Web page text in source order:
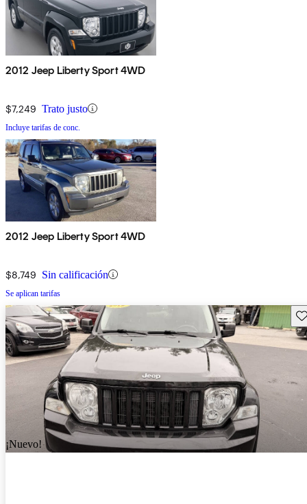
2012 Jeep Liberty Sport 4WD
$7,249 Trato justo
Incluye tarifas de conc.
2012 Jeep Liberty Sport 4WD
$8,749 Sin calificación
Se aplican tarifas
¡Nuevo!